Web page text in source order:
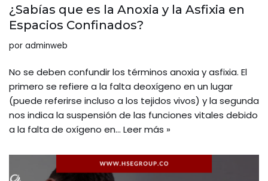
¿Sabías que es la Anoxia y la Asfixia en
Espacios Confinados?
por adminweb
No se deben confundir los términos anoxia y asfixia. El
primero se refiere a la falta deoxígeno en un lugar
(puede referirse incluso a los tejidos vivos) y la segunda
nos indica la suspensión de las funciones vitales debido
a la falta de oxígeno en… Leer más »